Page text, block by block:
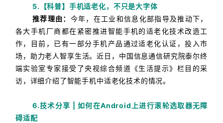
5.【科普】手机适老化，不只是大字体
推荐理由： 今年，在工业和信息化部指导及推动下，
各大手机厂商都在紧密推进智能手机的适老化技术改造工
作，目前，已有一部分手机产品通过适老化认证，投入市
场，助力老人智享生活。近日，中国信息通信研究院泰尔终
端实验室专家接受了央视综合频道《生活提示》栏目的采
访，详细介绍了智能手机中适老化技术的情况。
6.技术分享 | 如何在Android上进行滚轮选取器无障
碍适配